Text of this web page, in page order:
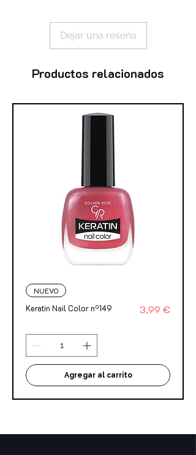
Dejar una reseña
Productos relacionados
NUEVO
Keratin Nail Color nº149 Precio
3,99 €
Agregar al carrito